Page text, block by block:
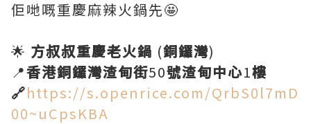
佢哋嘅重慶麻辣火鍋先🤩
🌟 方叔叔重慶老火鍋 (銅鑼灣)
📍香港銅鑼灣渣甸街50號渣甸中心1樓
🔗https://s.openrice.com/QrbS0l7mD
00~uCpsKBA